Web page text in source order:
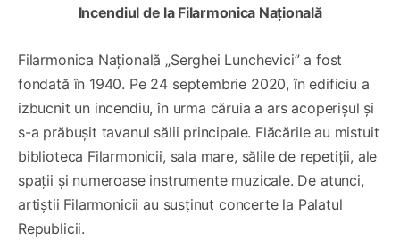
Incendiul de la Filarmonica Națională
Filarmonica Națională „Serghei Lunchevici” a fost
fondată în 1940. Pe 24 septembrie 2020, în edificiu a
izbucnit un incendiu, în urma căruia a ars acoperișul și
s-a prăbușit tavanul sălii principale. Flăcările au mistuit
biblioteca Filarmonicii, sala mare, sălile de repetiții, ale
spații și numeroase instrumente muzicale. De atunci,
artiștii Filarmonicii au susținut concerte la Palatul
Republicii.